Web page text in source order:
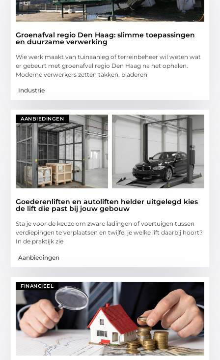
Groenafval regio Den Haag: slimme toepassingen
en duurzame verwerking
Wie werk maakt van tuinaanleg of terreinbeheer wil weten wat
er gebeurt met groenafval regio Den Haag na het ophalen.
Moderne verwerkers zetten takken, bladeren
Industrie
AANBIEDINGEN
Goederenliften en autoliften helder uitgelegd kies
de lift die past bij jouw gebouw
Sta je voor de keuze om zware ladingen of voertuigen tussen
verdiepingen te verplaatsen en twijfel je welke lift daarbij hoort?
In de praktijk zie
Aanbiedingen
FINANCIEEL